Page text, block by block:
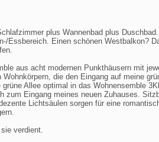
plus Wannenbad plus
Essbereich. Einen schönen Westbalkon?
aus acht modernen Punkthäusern mit
die den Eingang auf meine
Allee optimal in das Wohnensemble
zum Eingang meines neuen Zuhauses.
Lichtsäulen sorgen für eine
verdient.